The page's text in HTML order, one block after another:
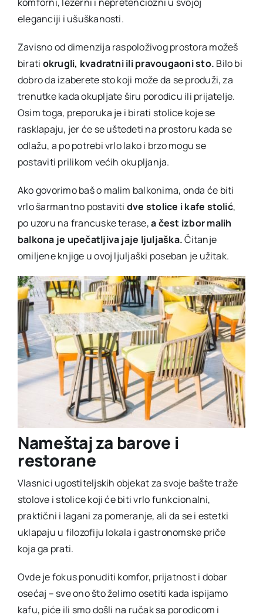
eleganciji i ušuškanosti.
Zavisno od dimenzija raspoloživog prostora možeš
birati okrugli, kvadratni ili pravougaoni sto. Bilo bi
dobro da izaberete sto koji može da se produži, za
trenutke kada okupljate širu porodicu ili prijatelje.
Osim toga, preporuka je i birati stolice koje se
rasklapaju, jer će se uštedeti na prostoru kada se
odlažu, a po potrebi vrlo lako i brzo mogu se
postaviti prilikom većih okupljanja.
Ako govorimo baš o malim balkonima, onda će biti
vrlo šarmantno postaviti dve stolice i kafe stolić,
po uzoru na francuske terase,a čest izbor malih
balkona je upečatljiva jaje ljuljaška.Čitanje
omiljene knjige u ovoj ljuljaški poseban je užitak.
Nameštaj za barove i
restorane
Vlasnici ugostiteljskih objekat za svoje bašte traže
stolove i stolice koji će biti vrlo funkcionalni,
praktični i lagani za pomeranje, ali da se i estetki
uklapaju u filozofiju lokala i gastronomske priče
koja ga prati.
Ovde je fokus ponuditi komfor, prijatnost i dobar
osećaj – sve ono što želimo osetiti kada ispijamo
kafu, piće ili smo došli na ručak sa porodicom i